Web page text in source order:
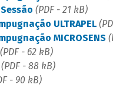
(PDF - 21 kB)
ULTRAPEL (PDF
MICROSENS
(PDF - 62 kB)
(PDF - 88 kB)
- 90 kB)